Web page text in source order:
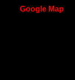
GoogleMap